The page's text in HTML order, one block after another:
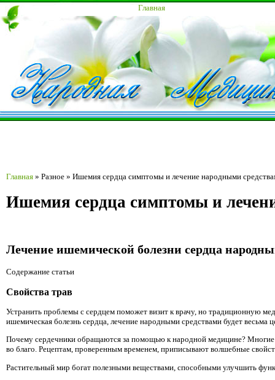
Главная
Главная » Разное » Ишемия сердца симптомы и лечение народными
Ишемия сердца симптомы и
Лечение ишемической болезни сердца
Содержание статьи
Свойства трав
Устранить проблемы с сердцем поможет визит к врачу, но традиционную
ишемическая болезнь сердца, лечение народными средствами будет весьма
Почему сердечники обращаются за помощью к народной медицине?
во благо. Рецептам, проверенным временем, приписывают волшебные
Растительный мир богат полезными веществами, способными улучшить